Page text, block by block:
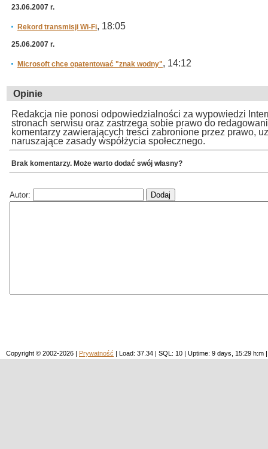
23.06.2007 r.
Rekord transmisji Wi-Fi, 18:05
25.06.2007 r.
Microsoft chce opatentować "znak wodny", 14:12
Opinie
Redakcja nie ponosi odpowiedzialności za wypowiedzi
stronach serwisu oraz zastrzega sobie prawo do
komentarzy zawierających treści zabronione przez prawo,
naruszające zasady współżycia społecznego.
Brak komentarzy. Może warto dodać swój własny?
Autor:
Copyright © 2002-2026 | Prywatność | Load: 37.34 | SQL: 10 | Uptime: 9 days, 15:29